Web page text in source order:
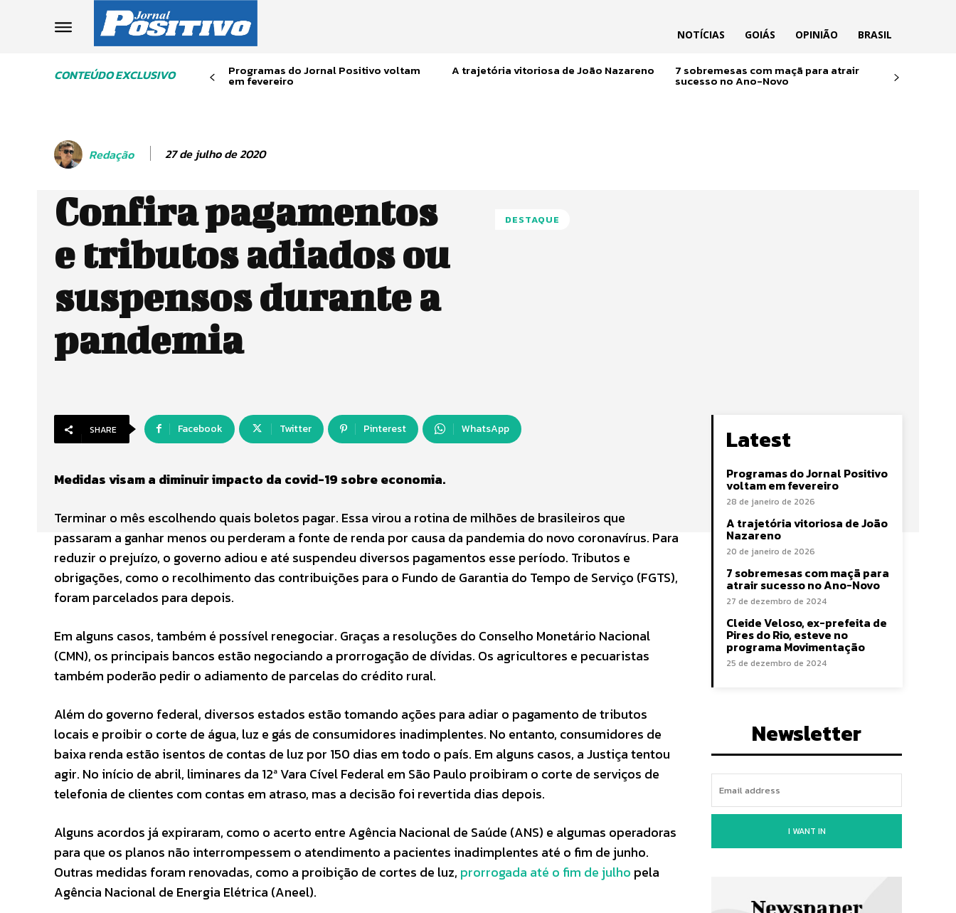
NOTÍCIAS GOIÁS OPINIÃO BRASIL
CONTEÚDO EXCLUSIVO Programas do Jornal Positivo voltam
em fevereiro
A trajetória vitoriosa de João Nazareno 7 sobremesas com maçã para atrair
sucesso no Ano-Novo
Redação 27 de julho de 2020
Confira pagamentos
e tributos adiados ou
suspensos durante a
pandemia
DESTAQUE
SHARE Facebook Twitter Pinterest WhatsApp
Medidas visam a diminuir impacto da covid-19 sobre economia.
Terminar o mês escolhendo quais boletos pagar. Essa virou a rotina de milhões de brasileiros que
passaram a ganhar menos ou perderam a fonte de renda por causa da pandemia do novo coronavírus. Para
reduzir o prejuízo, o governo adiou e até suspendeu diversos pagamentos esse período. Tributos e
obrigações, como o recolhimento das contribuições para o Fundo de Garantia do Tempo de Serviço (FGTS),
foram parcelados para depois.
Em alguns casos, também é possível renegociar. Graças a resoluções do Conselho Monetário Nacional
(CMN), os principais bancos estão negociando a prorrogação de dívidas. Os agricultores e pecuaristas
também poderão pedir o adiamento de parcelas do crédito rural.
Além do governo federal, diversos estados estão tomando ações para adiar o pagamento de tributos
locais e proibir o corte de água, luz e gás de consumidores inadimplentes. No entanto, consumidores de
baixa renda estão isentos de contas de luz por 150 dias em todo o país. Em alguns casos, a Justiça tentou
agir. No início de abril, liminares da 12ª Vara Cível Federal em São Paulo proibiram o corte de serviços de
telefonia de clientes com contas em atraso, mas a decisão foi revertida dias depois.
Alguns acordos já expiraram, como o acerto entre Agência Nacional de Saúde (ANS) e algumas operadoras
para que os planos não interrompessem o atendimento a pacientes inadimplentes até o fim de junho.
Outras medidas foram renovadas, como a proibição de cortes de luz, prorrogada até o fim de julho pela
Agência Nacional de Energia Elétrica (Aneel).
Latest
Programas do Jornal Positivo
voltam em fevereiro
28 de janeiro de 2026
A trajetória vitoriosa de João
Nazareno
20 de janeiro de 2026
7 sobremesas com maçã para
atrair sucesso no Ano-Novo
27 de dezembro de 2024
Cleide Veloso, ex-prefeita de
Pires do Rio, esteve no
programa Movimentação
25 de dezembro de 2024
Newsletter
I WANT IN